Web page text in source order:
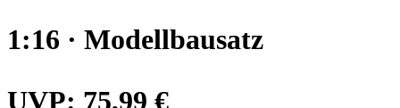
1:16 · Modellbausatz
UVP: 75,99 €